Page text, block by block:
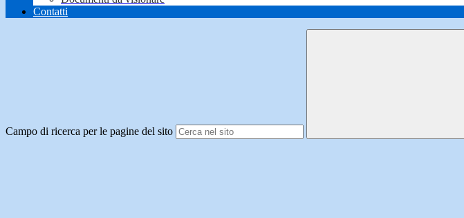
Contatti
Campo di ricerca per le pagine del sito